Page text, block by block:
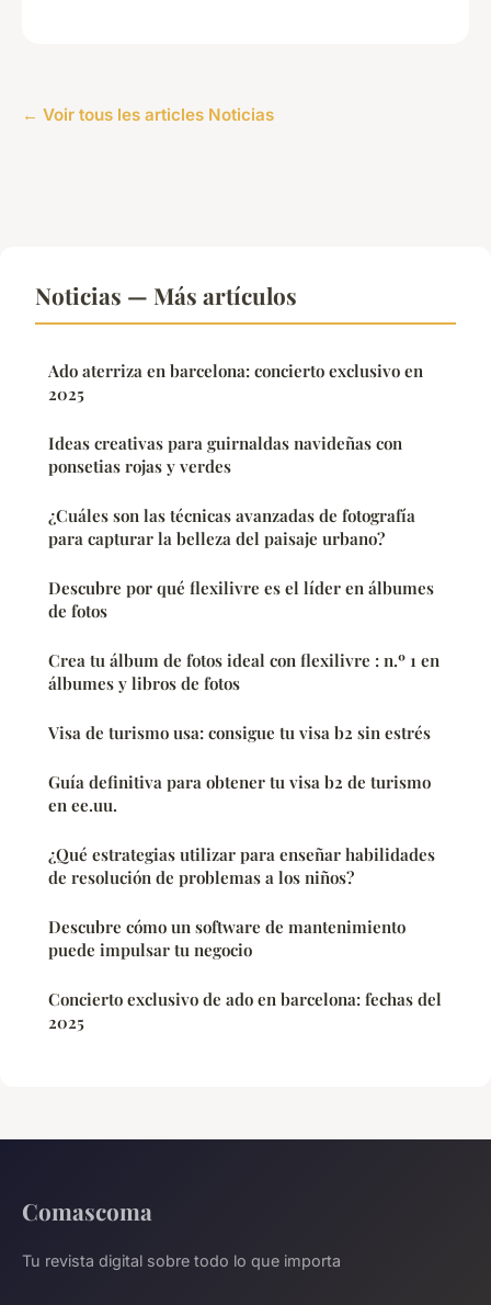
← Voir tous les articles Noticias
Noticias — Más artículos
Ado aterriza en barcelona: concierto exclusivo en
2025
Ideas creativas para guirnaldas navideñas con
ponsetias rojas y verdes
¿Cuáles son las técnicas avanzadas de fotografía
para capturar la belleza del paisaje urbano?
Descubre por qué flexilivre es el líder en álbumes
de fotos
Crea tu álbum de fotos ideal con flexilivre : n.º 1 en
álbumes y libros de fotos
Visa de turismo usa: consigue tu visa b2 sin estrés
Guía definitiva para obtener tu visa b2 de turismo
en ee.uu.
¿Qué estrategias utilizar para enseñar habilidades
de resolución de problemas a los niños?
Descubre cómo un software de mantenimiento
puede impulsar tu negocio
Concierto exclusivo de ado en barcelona: fechas del
2025
Comascoma
Tu revista digital sobre todo lo que importa